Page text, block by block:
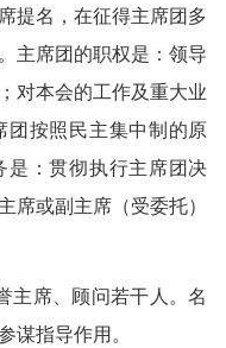
提名，在征得主席团多
主席团的职权是：领导
对本会的工作及重大业
按照民主集中制的原
是：贯彻执行主席团决
席或副主席（受委托）
主席、顾问若干人。名
谋指导作用。